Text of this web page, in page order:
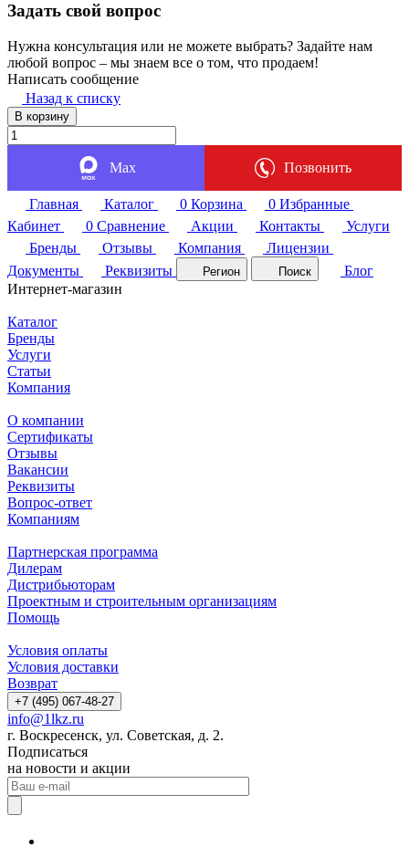
Задать свой вопрос
Нужна консультация или не можете выбрать? Задайте нам
любой вопрос – мы знаем все о том, что продаем!
Написать сообщение
Назад к списку
В корзину
Max Позвонить
Главная Каталог 0 Корзина 0 Избранные
Кабинет
0 Сравнение Акции Контакты
Услуги
Бренды
Отзывы Компания
Лицензии
Документы
Реквизиты Регион Поиск
Блог
Интернет-магазин
Каталог
Бренды
Услуги
Статьи
Компания
О компании
Сертификаты
Отзывы
Вакансии
Реквизиты
Вопрос-ответ
Компаниям
Партнерская программа
Дилерам
Дистрибьюторам
Проектным и строительным организациям
Помощь
Условия оплаты
Условия доставки
Возврат
+7 (495) 067-48-27
info@1lkz.ru
г. Воскресенск, ул. Советская, д. 2.
Подписаться
на новости и акции